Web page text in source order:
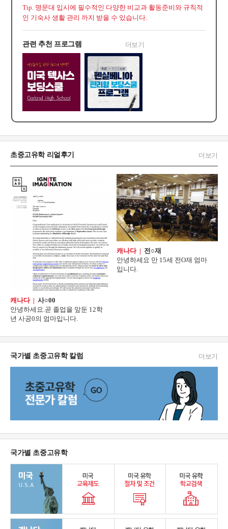
Tip. 명문대 입시에 필수적인 다양한 비교과 활동준비와 규칙적
인 기숙사 생활 관리 까지 받을 수 있습니다.
관련 추천 프로그램 더보기
초중고유학 리얼후기 더보기
캐나다 | 사○00
안녕하세요.곧 졸업을 앞둔 12학
년 사공0의 엄마입니다.
캐나다 | 전○재
안녕하세요 만 15세 전O재 엄마
입니다.
국가별 초중고유학 칼럼 더보기
국가별 초중고유학